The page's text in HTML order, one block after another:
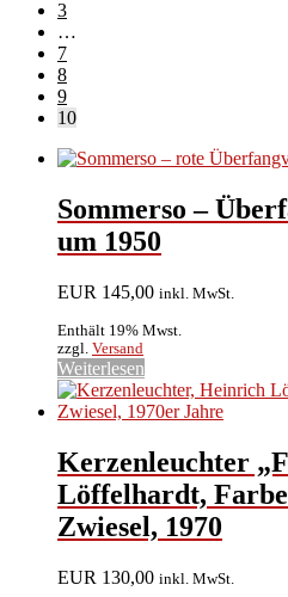
3
…
7
8
9
10
Sommerso –
um 1950
EUR 145,00 inkl. MwSt.
Enthält 19% Mwst.
zzgl. Versand
Weiterlesen
Kerzenleuchter
Löffelhardt,
Zwiesel, 1970
EUR 130,00 inkl. MwSt.